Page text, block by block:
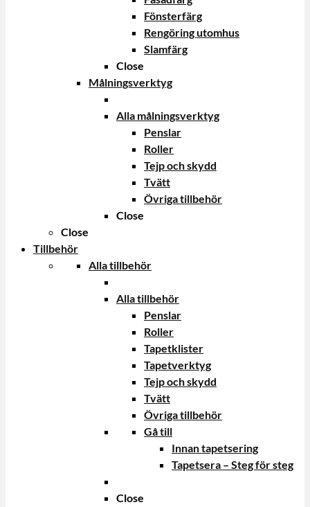
Fönsterfärg
Rengöring utomhus
Slamfärg
Close
Målningsverktyg
Alla målningsverktyg
Penslar
Roller
Tejp och skydd
Tvätt
Övriga tillbehör
Close
Close
Tillbehör
Alla tillbehör
Alla tillbehör
Penslar
Roller
Tapetklister
Tapetverktyg
Tejp och skydd
Tvätt
Övriga tillbehör
Gå till
Innan tapetsering
Tapetsera – Steg för steg
Close